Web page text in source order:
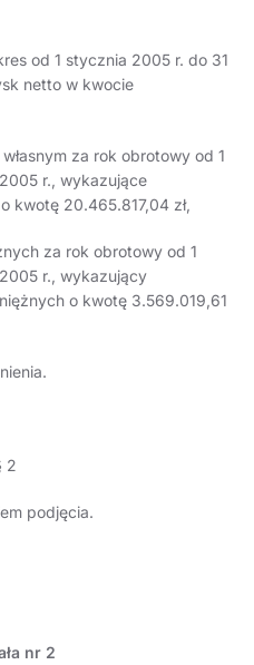
od 1 stycznia 2005 r. do 31
netto w kwocie
za rok obrotowy od 1
r., wykazujące
kwotę 20.465.817,04 zł,
za rok obrotowy od 1
r., wykazujący
o kwotę 3.569.019,61
2
podjęcia.
nr 2